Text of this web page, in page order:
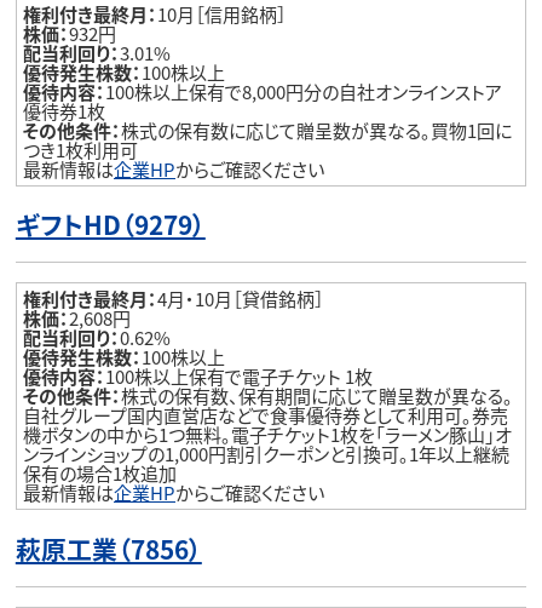
権利付き最終月：10月［信用銘柄］
株価：932円
配当利回り：3.01%
優待発生株数：100株以上
優待内容：100株以上保有で8,000円分の自社オンラインストア
優待券1枚
その他条件：株式の保有数に応じて贈呈数が異なる。買物1回に
つき1枚利用可
最新情報は企業HPからご確認ください
ギフトHD（9279）
権利付き最終月：4月・10月［貸借銘柄］
株価：2,608円
配当利回り：0.62%
優待発生株数：100株以上
優待内容：100株以上保有で電子チケット 1枚
その他条件：株式の保有数、保有期間に応じて贈呈数が異なる。
自社グループ国内直営店などで食事優待券として利用可。券売
機ボタンの中から1つ無料。電子チケット1枚を「ラーメン豚山」オ
ンラインショップの1,000円割引クーポンと引換可。1年以上継続
保有の場合1枚追加
最新情報は企業HPからご確認ください
萩原工業（7856）